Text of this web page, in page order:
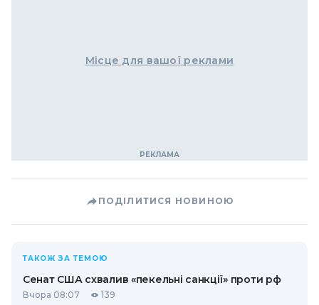
Місце для вашої реклами
ПОДІЛИТИСЯ НОВИНОЮ
ТАКОЖ ЗА ТЕМОЮ
Сенат США схвалив «пекельні санкції» проти рф
Вчора 08:07 139